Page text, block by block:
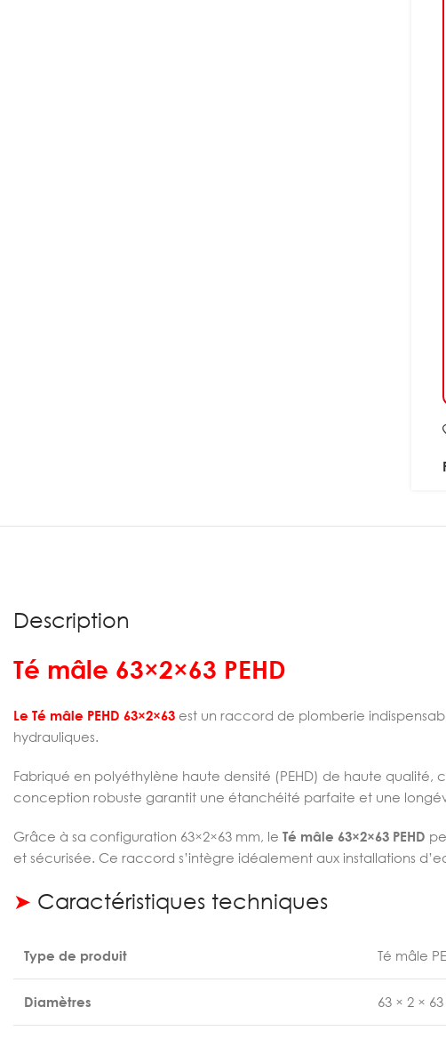
Description
Té mâle 63×2×63 PEHD
Le Té mâle PEHD 63×2×63 est un raccord de plomberie
hydrauliques.
Fabriqué en polyéthylène haute densité (PEHD) de haute qualité,
conception robuste garantit une étanchéité parfaite et une
Grâce à sa configuration 63×2×63 mm, le Té mâle 63×2×63 PEHD
et sécurisée. Ce raccord s’intègre idéalement aux installations
➤ Caractéristiques techniques
Type de produit Té mâle
Diamètres 63 × 2 ×